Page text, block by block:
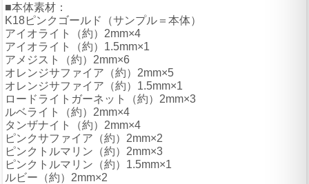
■本体素材：
K18ピンクゴールド（サンプル＝本体）
アイオライト（約）2mm×4
アイオライト（約）1.5mm×1
アメジスト（約）2mm×6
オレンジサファイア（約）2mm×5
オレンジサファイア（約）1.5mm×1
ロードライトガーネット（約）2mm×3
ルベライト（約）2mm×4
タンザナイト（約）2mm×4
ピンクサファイア（約）2mm×2
ピンクトルマリン（約）2mm×3
ピンクトルマリン（約）1.5mm×1
ルビー（約）2mm×2